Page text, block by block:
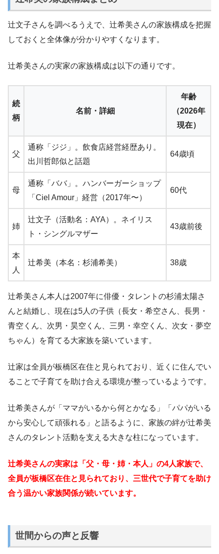
辻文子さんを調べるうえで、辻希美さんの家族構成を把握
しておくと全体像が分かりやすくなります。
辻希美さんの実家の家族構成は以下の通りです。
続
柄
名前・詳細
年齢
（2026年
現在）
父
通称「ジジ」。飲食店経営経歴あり。
出川哲郎似と話題
64歳頃
母
通称「ババ」。ハンバーガーショップ
「Ciel Amour」経営（2017年〜）
60代
姉
辻文子（活動名：AYA）。ネイリス
ト・シングルマザー
43歳前後
本
人
辻希美（本名：杉浦希美） 38歳
辻希美さん本人は2007年に俳優・タレントの杉浦太陽さ
んと結婚し、現在は5人の子供（長女・希空さん、長男・
青空くん、次男・昊空くん、三男・幸空くん、次女・夢空
ちゃん）を育てる大家族を築いています。
辻家は全員が板橋区在住と見られており、近くに住んでい
ることで子育てを助け合える環境が整っているようです。
辻希美さんが「ママがいるから何とかなる」「パパがいる
から安心して頑張れる」と語るように、家族の絆が辻希美
さんのタレント活動を支える大きな柱になっています。
辻希美さんの実家は「父・母・姉・本人」の4人家族で、
全員が板橋区在住と見られており、三世代で子育てを助け
合う温かい家族関係が続いています。
世間からの声と反響